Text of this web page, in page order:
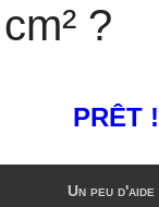
?
PRÊT !
Un peu d'aide